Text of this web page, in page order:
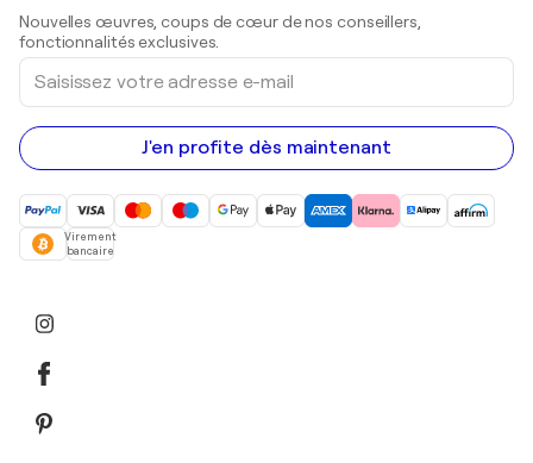
Peintures acryliques
Nouvelles œuvres, coups de cœur de nos conseillers,
fonctionnalités exclusives.
Saisissez
votre
adresse
e-
mail
J'en profite dès maintenant
Virement
bancaire